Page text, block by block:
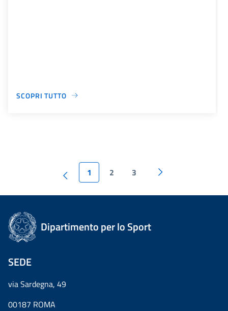
SCOPRI TUTTO
1 2 3
Dipartimento per lo Sport
SEDE
via Sardegna, 49
00187 ROMA